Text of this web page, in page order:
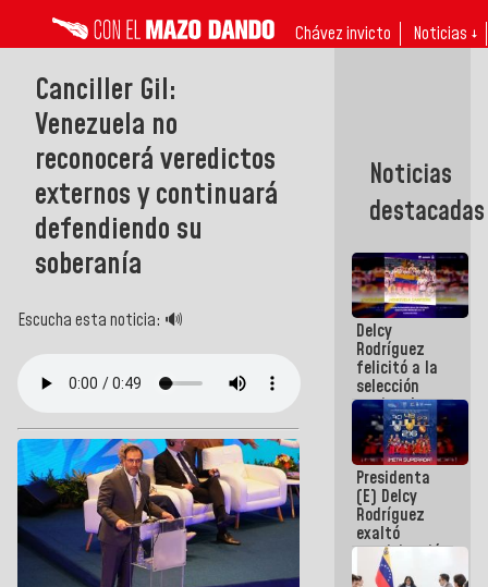
Chávez invicto Noticias ↓
Canciller Gil:
Venezuela no
reconocerá veredictos
externos y continuará
defendiendo su
soberanía
Escucha esta noticia: 🔊
Noticias
destacadas
Delcy
Rodríguez
felicitó a la
selección
nacional
masculina
de voleibol
campeona
de la Copa
Panamericana
Sub-17
Presidenta
(E) Delcy
Rodríguez
exaltó
participación
de